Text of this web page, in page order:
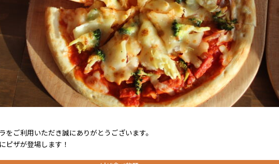
をご利用いただき誠にありがとうございます。
ピザが登場します！